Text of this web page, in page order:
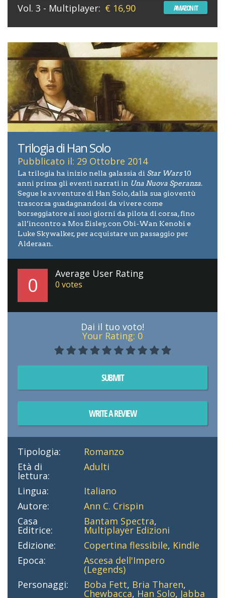
Vol. 3 - Multiplayer: € 16,90 AMAZON IT
Trilogia di Han Solo
Pubblicato il: 29 Ottobre 2014
La trilogia ha inizio nella galassia di Star Wars10
anni prima gli eventi narrati in Una Nuova Speranza.
Segue le avventure di Han Solo, dalla sua gioventù
trascorsa guadagnandosi da vivere come
borseggiatore ai suoi giorni da pilota di corsa, fino
all’incontro a Mos Eisley, con Obi-Wan Kenobi e
Luke Skywalker, per acquistare un passaggio per
Alderaan.
0 Average User Rating
0 votes
Dai il tuo voto!
Your Rating: 0
SUBMIT
WRITE A REVIEW
Tipologia:
Romanzo
Età di
lettura:
Adulti
Lingua:
Italiano
Autore:
Ann C. Crispin
Casa
Editrice:
Bantam Spectra,
Multiplayer Edizioni
Edizione:
Copertina flessibile, Kindle
Epoca:
Ascesa dell'Impero
(Legends)
Personaggi:
Boba Fett, Bria Tharen,
Chewbacca, Han Solo, Jabba